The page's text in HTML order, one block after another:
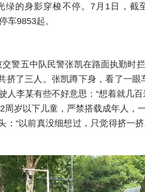
绿的身影穿梭不停。7月1日，截
车9853起。
交警五中队民警张凯在路面执勤
了三人。张凯蹲下身，看了一
人李某有些不好意思：“想着就几
岁以下儿童，严禁搭载成年人，
“以前真没细想过，只觉得挤一